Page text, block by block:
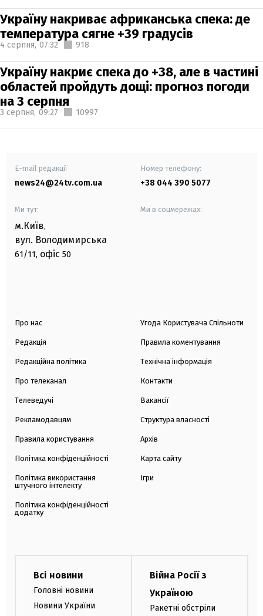
Україну накриває африканська спека: де
температура сягне +39 градусів
4 серпня, 07:32 918
Україну накриє спека до +38, але в частині
областей пройдуть дощі: прогноз погоди
на 3 серпня
3 серпня, 09:27 10997
E-mail редакції
news24@24tv.com.ua
Номер телефону:
+38 044 390 5077
Ми тут:
м.Київ,
вул. Володимирська
61/11, офіс 50
Ми в соцмережах:
Про нас
Редакція
Редакційна політика
Про телеканал
Телеведучі
Рекламодавцям
Правила користування
Політика конфіденційності
Політика використання
штучного інтелекту
Політика конфіденційності
додатку
Угода Користувача Спільноти
Правила коментування
Технічна інформація
Контакти
Вакансії
Структура власності
Архів
Карта сайту
Ігри
Всі новини
Головні новини
Новини України
Війна Росії з
Україною
Ракетні обстріли